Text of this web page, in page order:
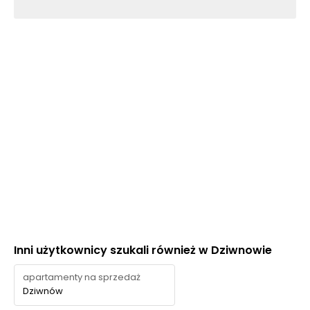
Inni użytkownicy szukali również w Dziwnowie
apartamenty na sprzedaż
Dziwnów